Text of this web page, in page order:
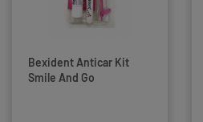
Bexident Anticar Kit
Smile And Go